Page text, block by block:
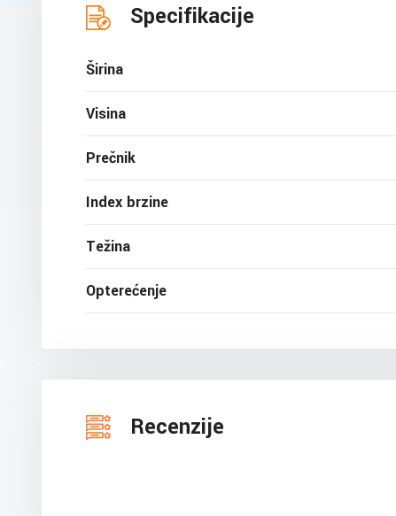
Specifikacije
Širina
Visina
Prečnik
Index brzine
Težina
Opterećenje
Recenzije